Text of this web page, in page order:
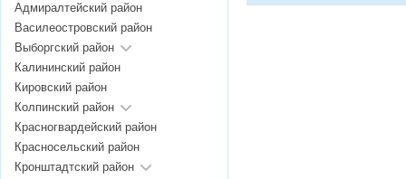
Адмиралтейский район
Василеостровский район
Выборгский район
Калининский район
Кировский район
Колпинский район
Красногвардейский район
Красносельский район
Кронштадтский район